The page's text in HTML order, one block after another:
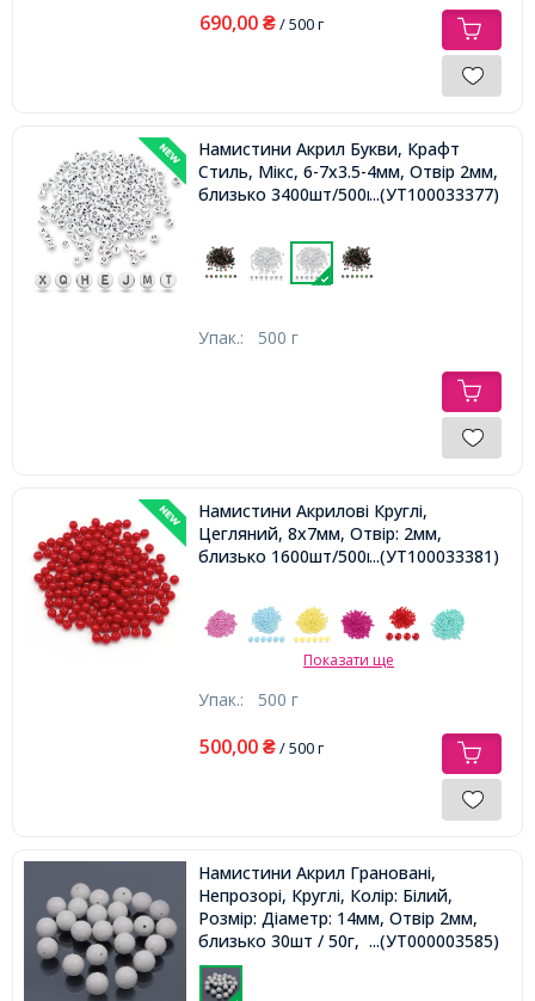
690,00 ₴/ 500 г
Намистини Акрил Букви, Крафт
Стиль, Мікс, 6-7х3.5-4мм, Отвір 2мм,
близько 3400шт/500г,...(УТ100033377)
Упак.: 500 г
Намистини Акрилові Круглі,
Цегляний, 8х7мм, Отвір: 2мм,
близько 1600шт/500г,...(УТ100033381)
Показати ще
Упак.: 500 г
500,00 ₴/ 500 г
Намистини Акрил Грановані,
Непрозорі, Круглі, Колір: Білий,
Розмір: Діаметр: 14мм, Отвір 2мм,
близько 30шт / 50г, ...(УТ000003585)